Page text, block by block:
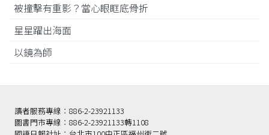
被撞擊有重影？當心眼眶底骨折
星星躍出海面
以鏡為師
讀者服務專線：886-2-23921133
圖書門市專線：886-2-23921133轉1108